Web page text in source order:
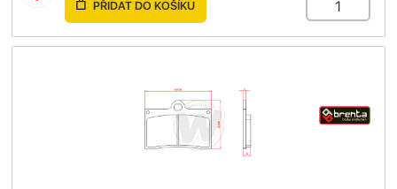
PŘIDAT DO KOŠÍKU